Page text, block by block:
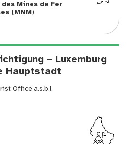
Mines de Fer
(MNM)
– Luxemburg
Hauptstadt
Office a.s.b.l.